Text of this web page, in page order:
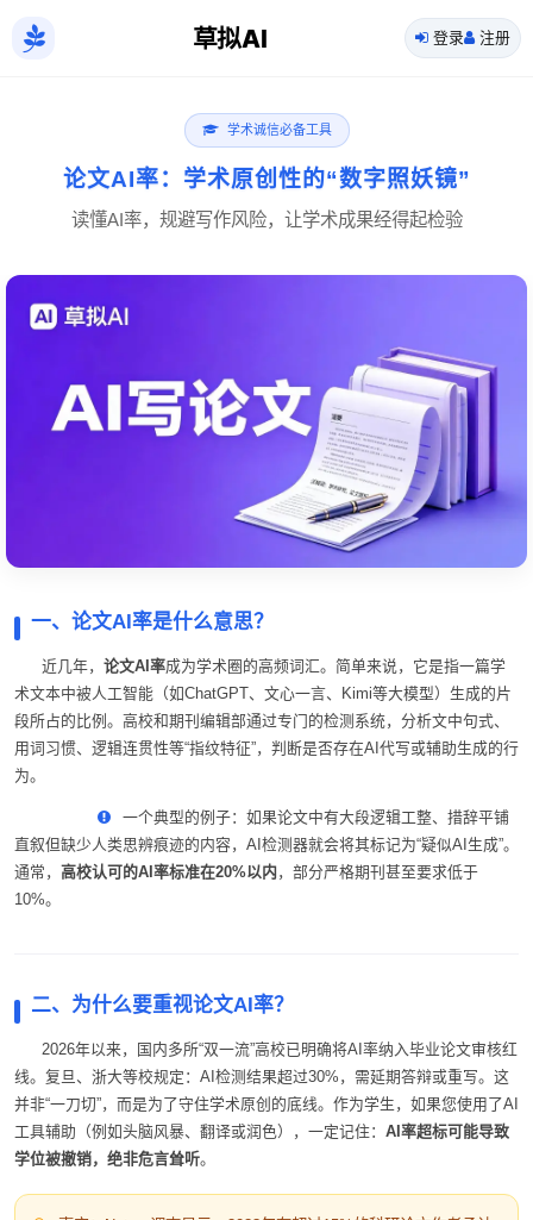
草拟AI 登录 注册
学术诚信必备工具
论文AI率：学术原创性的“数字照妖镜”
读懂AI率，规避写作风险，让学术成果经得起检验
一、论文AI率是什么意思？
近几年，论文AI率成为学术圈的高频词汇。简单来说，它是指一篇学
术文本中被人工智能（如ChatGPT、文心一言、Kimi等大模型）生成的片
段所占的比例。高校和期刊编辑部通过专门的检测系统，分析文中句式、
用词习惯、逻辑连贯性等“指纹特征”，判断是否存在AI代写或辅助生成的行
为。
一个典型的例子：如果论文中有大段逻辑工整、措辞平铺
直叙但缺少人类思辨痕迹的内容，AI检测器就会将其标记为“疑似AI生成”。
通常， 高校认可的AI率标准在20%以内 ，部分严格期刊甚至要求低于
10%。
二、为什么要重视论文AI率？
2026年以来，国内多所“双一流”高校已明确将AI率纳入毕业论文审核红
线。复旦、浙大等校规定：AI检测结果超过30%，需延期答辩或重写。这
并非“一刀切”，而是为了守住学术原创的底线。作为学生，如果您使用了AI
工具辅助（例如头脑风暴、翻译或润色），一定记住： AI率超标可能导致
学位被撤销，绝非危言耸听。